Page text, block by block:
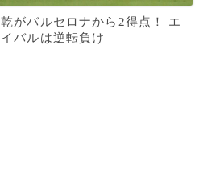
乾がバルセロナから2得点！ エ
イバルは逆転負け